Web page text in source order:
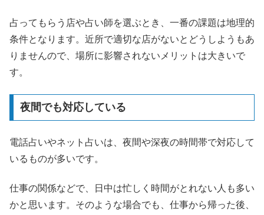
占ってもらう店や占い師を選ぶとき、一番の課題は地理的
条件となります。近所で適切な店がないとどうしようもあ
りませんので、場所に影響されないメリットは大きいで
す。
夜間でも対応している
電話占いやネット占いは、夜間や深夜の時間帯で対応して
いるものが多いです。
仕事の関係などで、日中は忙しく時間がとれない人も多い
かと思います。そのような場合でも、仕事から帰った後、